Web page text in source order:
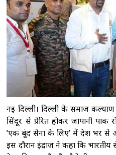
हफ्ते और बारिश का
मकसद बातचीत नहीं
नड्डा
गृह मंत्री
की गई बर्बरता का
गांगुली समेत पत्नी
में दर्ज कराई शिकायत
नई दिल्ली। दिल्ली के समाज कल्याण
सिंदूर से प्रेरित होकर जापानी
‘एक बूंद सेना के लिए’ में देश भर से
इस दौरान इंद्राज ने कहा कि